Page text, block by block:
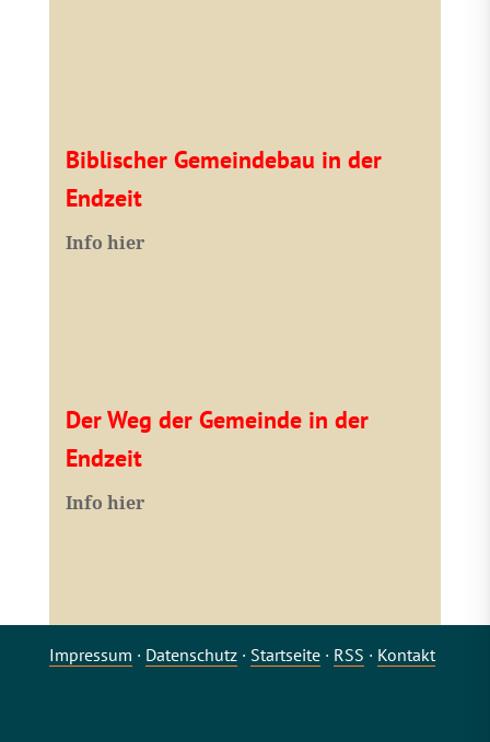
Biblischer Gemeindebau in der
Endzeit
Info hier
Der Weg der Gemeinde in der
Endzeit
Info hier
Impressum · Datenschutz· Startseite· RSS · Kontakt